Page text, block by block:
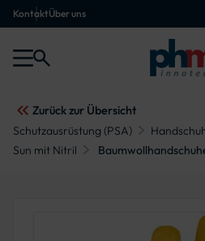
KontaktÜber uns
Zurück zur Übersicht
Schutzausrüstung (PSA)
Sun mit Nitril